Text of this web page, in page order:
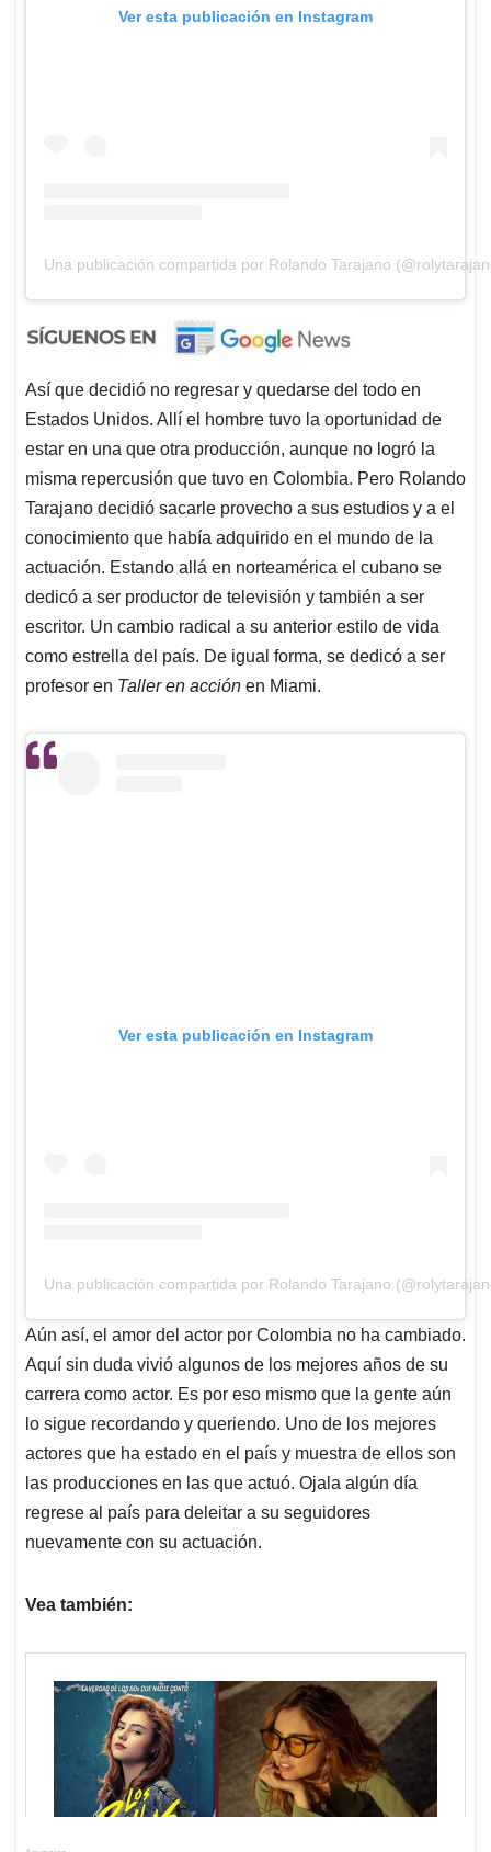
Ver esta publicación en Instagram
Una publicación compartida por Rolando Tarajano
Así que decidió no regresar y quedarse del todo en
Estados Unidos. Allí el hombre tuvo la oportunidad de
estar en una que otra producción, aunque no logró la
misma repercusión que tuvo en Colombia. Pero Rolando
Tarajano decidió sacarle provecho a sus estudios y a el
conocimiento que había adquirido en el mundo de la
actuación. Estando allá en norteamérica el cubano se
dedicó a ser productor de televisión y también a ser
escritor. Un cambio radical a su anterior estilo de vida
como estrella del país. De igual forma, se dedicó a ser
profesor en Taller en acción en Miami.
Ver esta publicación en Instagram
Una publicación compartida por Rolando Tarajano
Aún así, el amor del actor por Colombia no ha cambiado.
Aquí sin duda vivió algunos de los mejores años de su
carrera como actor. Es por eso mismo que la gente aún
lo sigue recordando y queriendo. Uno de los mejores
actores que ha estado en el país y muestra de ellos son
las producciones en las que actuó. Ojala algún día
regrese al país para deleitar a su seguidores
nuevamente con su actuación.
Vea también: